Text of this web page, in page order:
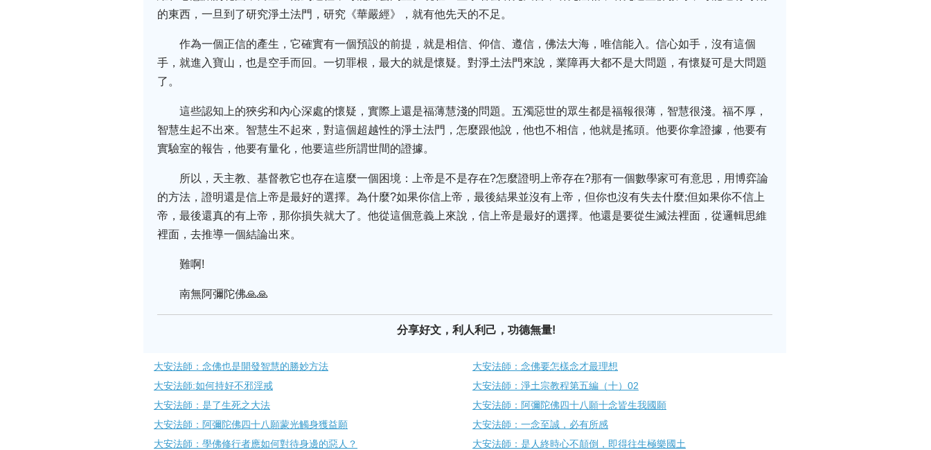
的東西，一旦到了研究淨土法門，研究《華嚴經》，就有他先天的不足。
作為一個正信的產生，它確實有一個預設的前提，就是相信、仰信、遵信，佛法大海，唯信能入。信心如手，沒有這個
手，就進入寶山，也是空手而回。一切罪根，最大的就是懷疑。對淨土法門來說，業障再大都不是大問題，有懷疑可是大問題
了。
這些認知上的狹劣和內心深處的懷疑，實際上還是福薄慧淺的問題。五濁惡世的眾生都是福報很薄，智慧很淺。福不厚，
智慧生起不出來。智慧生不起來，對這個超越性的淨土法門，怎麼跟他說，他也不相信，他就是搖頭。他要你拿證據，他要有
實驗室的報告，他要有量化，他要這些所謂世間的證據。
所以，天主教、基督教它也存在這麼一個困境：上帝是不是存在?怎麼證明上帝存在?那有一個數學家可有意思，用博弈論
的方法，證明還是信上帝是最好的選擇。為什麼?如果你信上帝，最後結果並沒有上帝，但你也沒有失去什麼;但如果你不信上
帝，最後還真的有上帝，那你損失就大了。他從這個意義上來說，信上帝是最好的選擇。他還是要從生滅法裡面，從邏輯思維
裡面，去推導一個結論出來。
難啊!
南無阿彌陀佛🙏🙏
分享好文，利人利己，功德無量!
大安法師：念佛也是開發智慧的勝妙方法
大安法師：念佛要怎樣念才最理想
大安法師:如何持好不邪淫戒
大安法師：淨土宗教程第五編（十）02
大安法師：是了生死之大法
大安法師：阿彌陀佛四十八願十念皆生我國願
大安法師：阿彌陀佛四十八願蒙光觸身獲益願
大安法師：一念至誠，必有所感
大安法師：學佛修行者應如何對待身邊的惡人？
大安法師：是人終時心不顛倒，即得往生極樂國土